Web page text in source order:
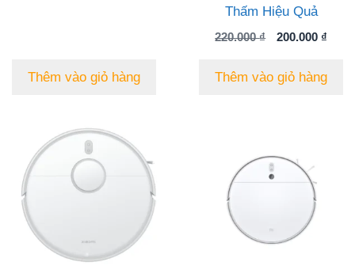
Thêm vào giỏ hàng
Thấm Hiệu Quả
220.000₫
Giá
là:
220.000 ₫.
200.000 ₫
là:
Thêm vào giỏ hàng